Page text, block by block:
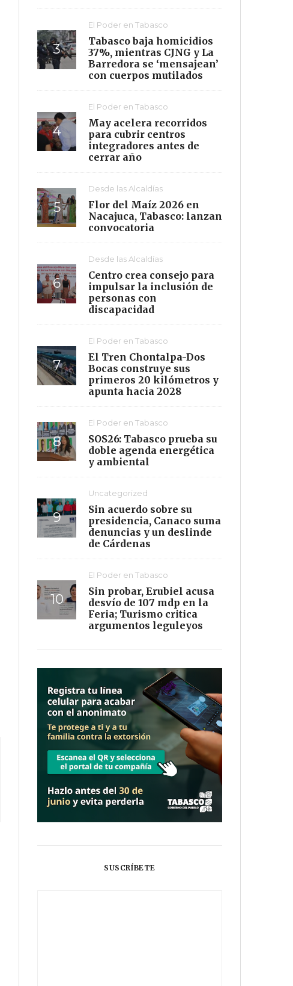
El Poder en Tabasco
Tabasco baja homicidios
37%, mientras CJNG y La
Barredora se ‘mensajean’
con cuerpos mutilados
El Poder en Tabasco
May acelera recorridos
para cubrir centros
integradores antes de
cerrar año
Desde las Alcaldías
Flor del Maíz 2026 en
Nacajuca, Tabasco: lanzan
convocatoria
Desde las Alcaldías
Centro crea consejo para
impulsar la inclusión de
personas con
discapacidad
El Poder en Tabasco
El Tren Chontalpa-Dos
Bocas construye sus
primeros 20 kilómetros y
apunta hacia 2028
El Poder en Tabasco
SOS26: Tabasco prueba su
doble agenda energética
y ambiental
Uncategorized
Sin acuerdo sobre su
presidencia, Canaco suma
denuncias y un deslinde
de Cárdenas
El Poder en Tabasco
Sin probar, Erubiel acusa
desvío de 107 mdp en la
Feria; Turismo critica
argumentos leguleyos
SUSCRÍBETE